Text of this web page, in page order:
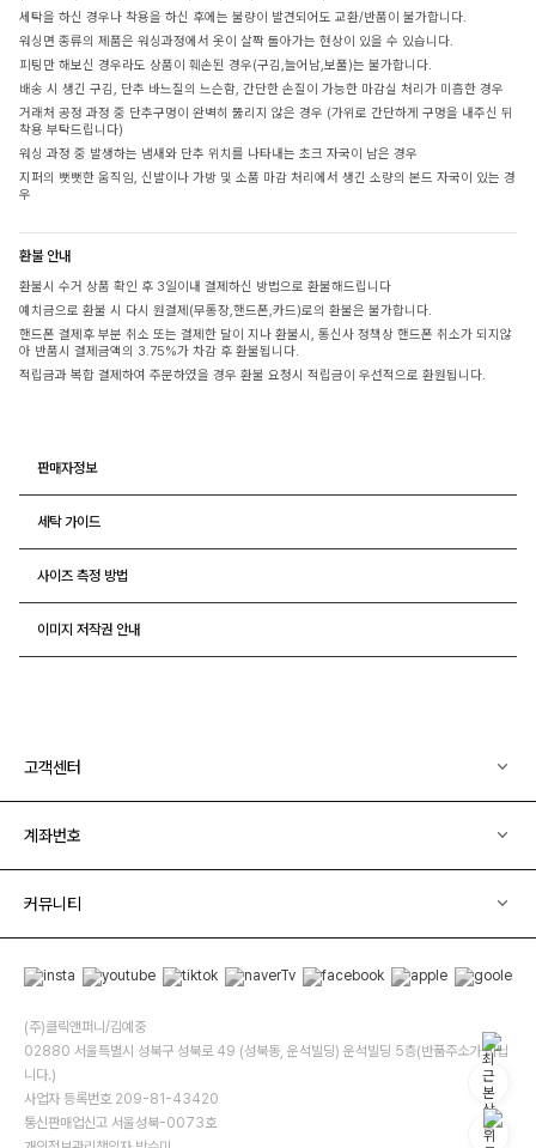
세탁을 하신 경우나 착용을 하신 후에는 불량이 발견되어도 교환/반품이 불가합니다.
워싱면 종류의 제품은 워싱과정에서 옷이 살짝 돌아가는 현상이 있을 수 있습니다.
피팅만 해보신 경우라도 상품이 훼손된 경우(구김,늘어남,보풀)는 불가합니다.
배송 시 생긴 구김, 단추 바느질의 느슨함, 간단한 손질이 가능한 마감실 처리가 미흡한 경우
거래처 공정 과정 중 단추구멍이 완벽히 뚫리지 않은 경우 (가위로 간단하게 구멍을 내주신 뒤
착용 부탁드립니다)
워싱 과정 중 발생하는 냄새와 단추 위치를 나타내는 초크 자국이 남은 경우
지퍼의 뻣뻣한 움직임, 신발이나 가방 및 소품 마감 처리에서 생긴 소량의 본드 자국이 있는 경
우
환불 안내
환불시 수거 상품 확인 후 3일이내 결제하신 방법으로 환불해드립니다
예치금으로 환불 시 다시 원결제(무통장,핸드폰,카드)로의 환불은 불가합니다.
핸드폰 결제후 부분 취소 또는 결제한 달이 지나 환불시, 통신사 정책상 핸드폰 취소가 되지않
아 반품시 결제금액의 3.75%가 차감 후 환불됩니다.
적립금과 복합 결제하여 주문하였을 경우 환불 요청시 적립금이 우선적으로 환원됩니다.
판매자정보
세탁 가이드
사이즈 측정 방법
이미지 저작권 안내
고객센터
계좌번호
커뮤니티
(주)클릭앤퍼니/김예중
02880 서울특별시 성북구 성북로 49 (성북동, 운석빌딩) 운석빌딩 5층(반품주소가 아닙
니다.)
사업자 등록번호 209-81-43420
통신판매업신고 서울성북-0073호